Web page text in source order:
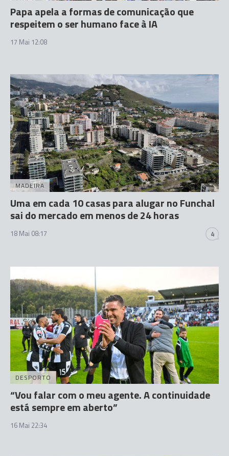
Papa apela a formas de comunicação que
respeitem o ser humano face à IA
17 Mai 12:08
MADEIRA
Uma em cada 10 casas para alugar no Funchal
sai do mercado em menos de 24 horas
18 Mai 08:17 4
DESPORTO
“Vou falar com o meu agente. A continuidade
está sempre em aberto”
16 Mai 22:34